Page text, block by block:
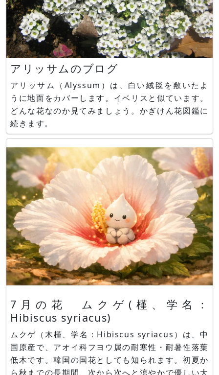
アリッサムのブログ
アリッサム（Alyssum）は、白い絨毯を敷いたよ
うに地面をカバーします。イベリスと似ています。
どんな花なのか見てみましょう。かぎけん花図鑑に
続きます。
7月の花 ムクゲ(槿、学名：
Hibiscus syriacus)
ムクゲ（木槿、学名：Hibiscus syriacus）は、中
国原産で、アオイ科フヨウ属の耐寒性・耐暑性落葉
低木です。韓国の国花としても知られます。初夏か
ら秋までの長期間、次から次へと涼やかで優しい大